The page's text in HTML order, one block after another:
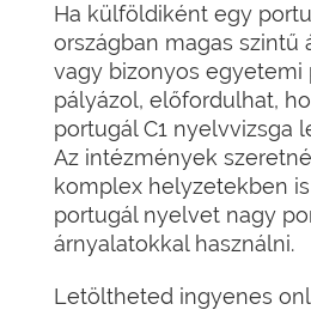
Ha külföldiként egy
országban magas szintű
vagy bizonyos egyetemi
pályázol, előfordulhat,
portugál C1 nyelvvizsga
Az intézmények
komplex helyzetekben
portugál nyelvet nagy
árnyalatokkal használni.
Letöltheted ingyenes